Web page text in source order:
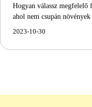
Hogyan válassz megfelelő
ahol nem csupán növények
2023-10-30